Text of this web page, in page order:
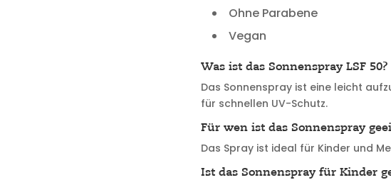
Ohne Parabene
Vegan
Was ist das Sonnenspray LSF 50?
Das Sonnenspray ist eine leicht
für schnellen UV-Schutz.
Für wen ist das Sonnenspray
Das Spray ist ideal für Kinder und
Ist das Sonnenspray für Kinder